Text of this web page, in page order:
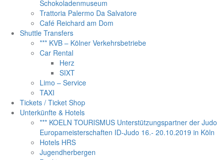
Schokoladenmuseum
Trattoria Palermo Da Salvatore
Café Reichard am Dom
Shuttle Transfers
*** KVB – Kölner Verkehrsbetriebe
Car Rental
Herz
SIXT
Limo – Service
TAXI
Tickets / Ticket Shop
Unterkünfte & Hotels
*** KOELN TOURISMUS Unterstützungspartner der Judo
Europameisterschaften ID-Judo 16.- 20.10.2019 in Köln
Hotels HRS
Jugendherbergen